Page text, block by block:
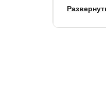
съезжает в